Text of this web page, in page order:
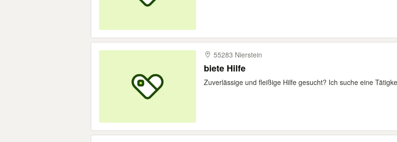
55283 Nierstein
biete Hilfe
Zuverlässige und fleißige Hilfe gesucht? Ich suche eine